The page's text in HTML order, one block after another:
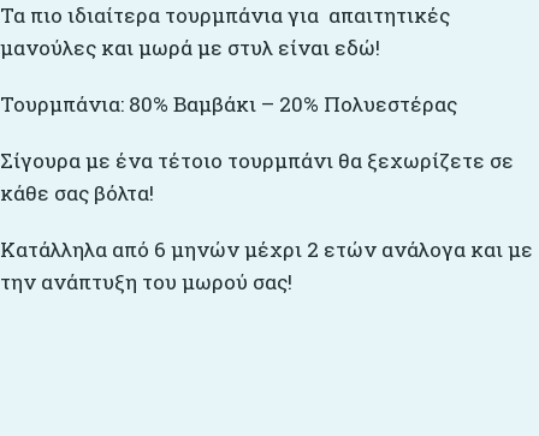
Τα πιο ιδιαίτερα τουρμπάνια για απαιτητικές
μανούλες και μωρά με στυλ είναι εδώ!
Τουρμπάνια: 80% Βαμβάκι – 20% Πολυεστέρας
Σίγουρα με ένα τέτοιο τουρμπάνι θα ξεχωρίζετε σε
κάθε σας βόλτα!
Κατάλληλα από 6 μηνών μέχρι 2 ετών ανάλογα και με
την ανάπτυξη του μωρού σας!